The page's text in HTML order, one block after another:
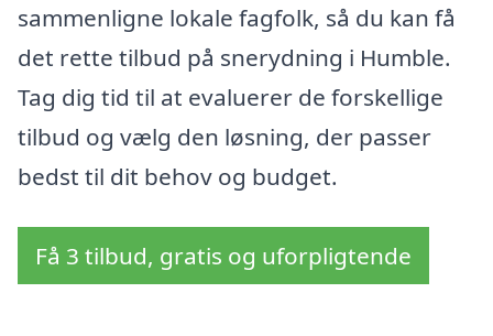
sammenligne lokale fagfolk, så du kan få
det rette tilbud på snerydning i Humble.
Tag dig tid til at evaluerer de forskellige
tilbud og vælg den løsning, der passer
bedst til dit behov og budget.
Få 3 tilbud, gratis og uforpligtende